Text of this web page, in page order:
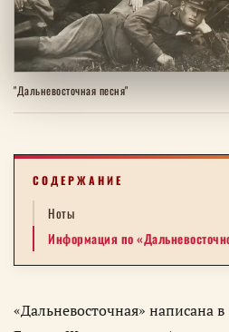
"Дальневосточная песня"
СОДЕРЖАНИЕ
Ноты
Информация по
«Дальневосточная» написана